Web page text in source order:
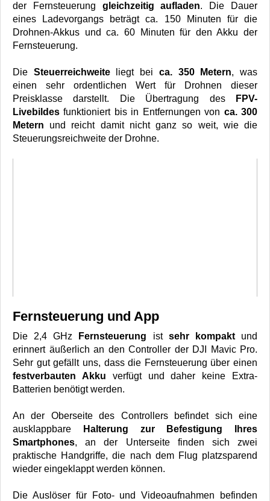
der Fernsteuerung gleichzeitig aufladen. Die Dauer
eines Ladevorgangs beträgt ca. 150 Minuten für die
Drohnen-Akkus und ca. 60 Minuten für den Akku der
Fernsteuerung.
Die Steuerreichweiteliegt bei ca. 350 Metern, was
einen sehr ordentlichen Wert für Drohnen dieser
Preisklasse darstellt. Die Übertragung des
FPV-
Livebildes funktioniert bis in Entfernungen von ca. 300
Metern und reicht damit nicht ganz so weit, wie die
Steuerungsreichweite der Drohne.
Fernsteuerung und App
Die 2,4 GHz Fernsteuerung ist sehr kompaktund
erinnert äußerlich an den Controller der DJI Mavic Pro.
Sehr gut gefällt uns, dass die Fernsteuerung über einen
festverbauten Akku verfügt und daher keine Extra-
Batterien benötigt werden.
An der Oberseite des Controllers befindet sich eine
ausklappbare
Halterung zur Befestigung Ihres
Smartphones, an der Unterseite finden sich zwei
praktische Handgriffe, die nach dem Flug platzsparend
wieder eingeklappt werden können.
Die Auslöser für Foto- und Videoaufnahmen befinden